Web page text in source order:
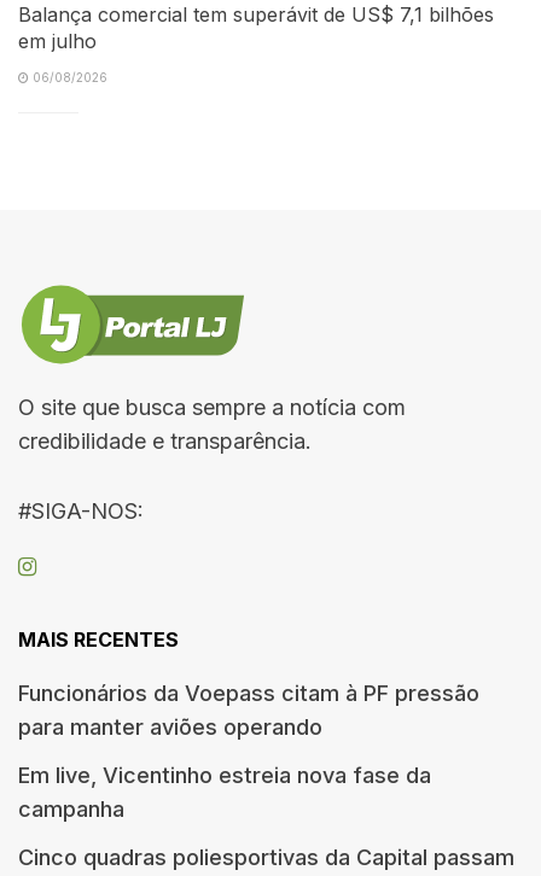
Balança comercial tem superávit de US$ 7,1 bilhões
em julho
06/08/2026
O site que busca sempre a notícia com
credibilidade e transparência.
#SIGA-NOS:
MAIS RECENTES
Funcionários da Voepass citam à PF pressão
para manter aviões operando
Em live, Vicentinho estreia nova fase da
campanha
Cinco quadras poliesportivas da Capital passam